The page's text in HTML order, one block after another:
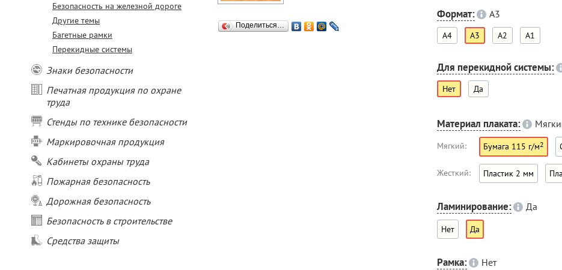
Безопасность на железной дороге
Другие темы
Багетные рамки
Перекидные системы
Знаки безопасности
Печатная продукция по охране
труда
Стенды по технике безопасности
Маркировочная продукция
Кабинеты охраны труда
Пожарная безопасность
Дорожная безопасность
Безопасность в строительстве
Средства защиты
Поделиться…
Формат: A3
A4 A3 A2 A1
Для перекидной системы:
Нет Да
Материал плаката:
Мягкий: Бумага 115 г/м2
Жесткий: Пластик 2 мм
Ламинирование: Да
Нет Да
Рамка: Нет